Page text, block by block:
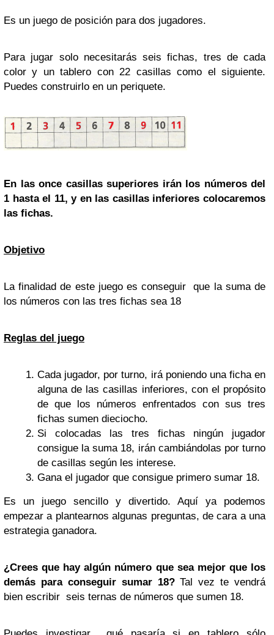
Es un juego de posición para dos jugadores.
Para jugar solo necesitarás seis fichas, tres de cada
color y un tablero con 22 casillas como el siguiente.
Puedes construirlo en un periquete.
En las once casillas superiores irán los números del
1 hasta el 11, y en las casillas inferiores colocaremos
las fichas.
Objetivo
La finalidad de este juego es conseguir que la suma de
los números con las tres fichas sea 18
Reglas del juego
Cada jugador, por turno, irá poniendo una ficha en
alguna de las casillas inferiores, con el propósito
de que los números enfrentados con sus tres
fichas sumen dieciocho.
Si colocadas las tres fichas ningún jugador
consigue la suma 18, irán cambiándolas por turno
de casillas según les interese.
Gana el jugador que consigue primero sumar 18.
Es un juego sencillo y divertido. Aquí ya podemos
empezar a plantearnos algunas preguntas, de cara a una
estrategia ganadora.
¿Crees que hay algún número que sea mejor que los
demás para conseguir sumar 18?Tal vez te vendrá
bien escribir seis ternas de números que sumen 18.